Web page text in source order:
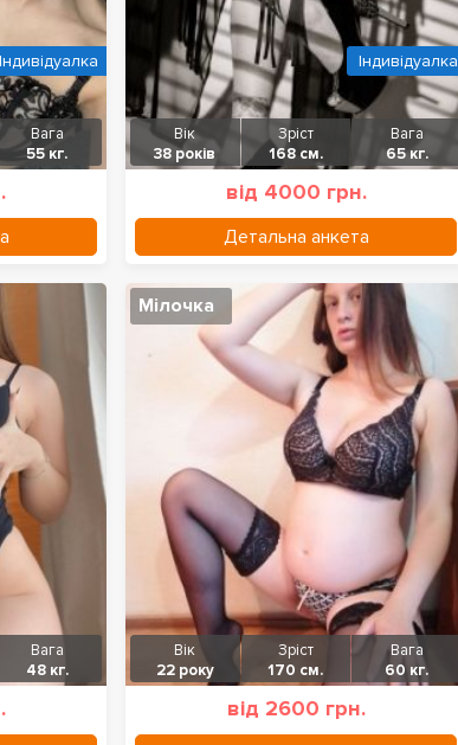
Вага
55 кг.
Індивідуалка
Вік
38 років
Зріст
168 см.
Вага
65 кг.
від 4000 грн.
Детальна анкета
Індивідуалка
Вага
48 кг.
Мілочка
Вік
22 року
Зріст
170 см.
Вага
60 кг.
від 2600 грн.